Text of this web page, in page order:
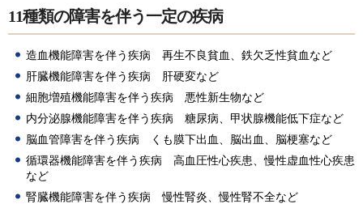
11種類の障害を伴う一定の疾病
造血機能障害を伴う疾病 再生不良貧血、鉄欠乏性貧血など
肝臓機能障害を伴う疾病 肝硬変など
細胞増殖機能障害を伴う疾病 悪性新生物など
内分泌腺機能障害を伴う疾病 糖尿病、甲状腺機能低下症など
脳血管障害を伴う疾病 くも膜下出血、脳出血、脳梗塞など
循環器機能障害を伴う疾病 高血圧性心疾患、慢性虚血性心疾患
など
腎臓機能障害を伴う疾病 慢性腎炎、慢性腎不全など